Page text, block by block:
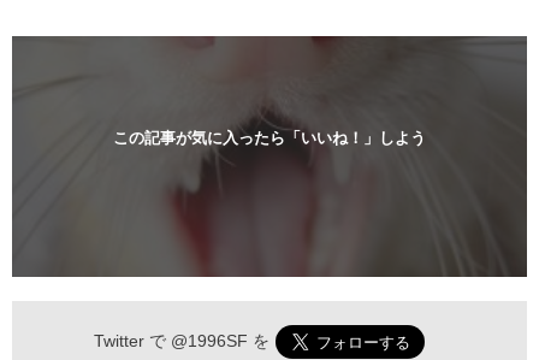
この記事が気に入ったら「いいね！」しよう
Twitter で @1996SF を